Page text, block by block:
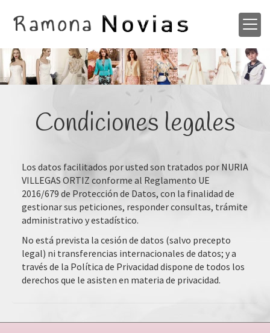
Condiciones legales
Los datos facilitados por usted son tratados por NURIA
VILLEGAS ORTIZ conforme al Reglamento UE
2016/679 de Protección de Datos, con la finalidad de
gestionar sus peticiones, responder consultas, trámite
administrativo y estadístico.
No está prevista la cesión de datos (salvo precepto
legal) ni transferencias internacionales de datos; y a
través de la Política de Privacidad dispone de todos los
derechos que le asisten en materia de privacidad.